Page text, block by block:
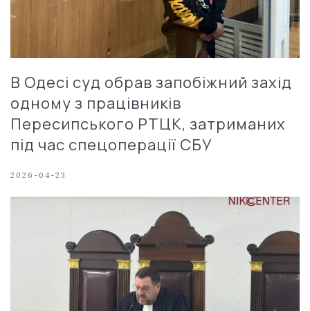
В Одесі суд обрав запобіжний захід
одному з працівників
Пересипського РТЦК, затриманих
під час спецоперації СБУ
2026-04-23